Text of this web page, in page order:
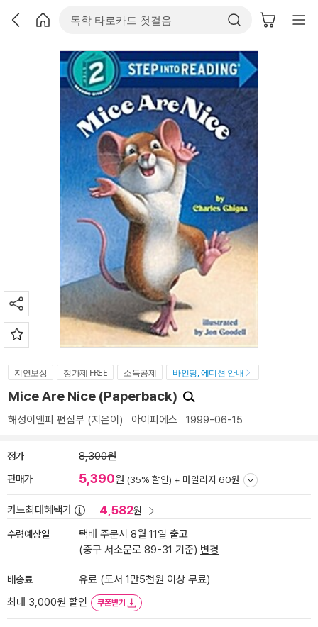
지연보상 정가제 FREE 소득공제 바인딩, 에디션 안내
Mice Are Nice (Paperback)
해성이앤피 편집부 (지은이) 아이피에스 1999-06-15
정가 8,300원
판매가 5,390원 (35% 할인) + 마일리지 60원
카드최대혜택가 4,582원
수령예상일
택배 주문시 8월 11일 출고
(중구 서소문로 89-31 기준) 변경
배송료
유료 (도서 1만5천원 이상 무료)
최대 3,000원 할인
쿠폰받기